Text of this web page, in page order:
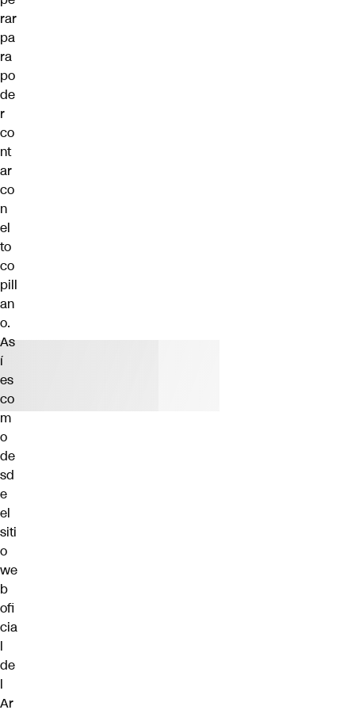
rar
pa
ra
po
de
r
co
nt
ar
co
n
el
to
co
pill
an
o.
As
í
es
co
m
o
de
sd
e
el
siti
o
we
b
ofi
cia
l
de
l
Ar